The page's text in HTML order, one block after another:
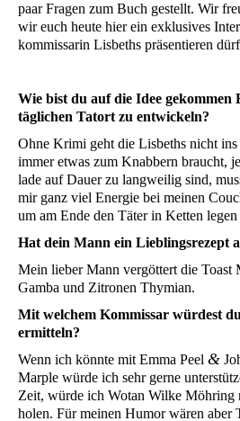
paar Fra­gen zum Buch gestellt. Wir
wir euch heu­te hier ein exklu­si­ves
kom­mis­sa­rin Lis­beths prä­sen­tie­ren
Wie bist du auf die Idee gekom­men
täg­li­chen Tat­ort zu entwickeln?
Ohne Kri­mi geht die Lis­beths nicht
immer etwas zum Knab­bern braucht,
la­de auf Dau­er zu lang­wei­lig sind,
mir ganz viel Ener­gie bei mei­nen
um am Ende den Täter in Ket­ten
Hat dein Mann ein Lieb­lings­re­zept
Mein lie­ber Mann ver­göt­tert die
Gam­ba und Zitro­nen Thymian.
Mit wel­chem Kom­mis­sar wür­dest
ermitteln?
Wenn ich könn­te mit Emma Peel &
Mar­ple wür­de ich sehr ger­ne
Zeit, wür­de ich Wotan Wil­ke Möh­ring
holen. Für mei­nen Humor wären aber